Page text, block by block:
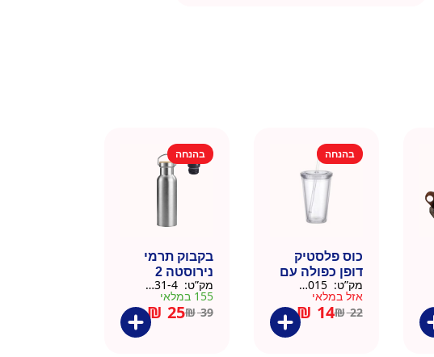
בהנחה
כוס פלסטיק
דופן כפולה עם
קשית
מק”ט: 9911015
אזל במלאי
₪22
₪ 14
בהנחה
בקבוק תרמי
נירוסטה 2
פקקים 500 מל
– כסוף קלאסי
מק”ט: 9901031-4
155 במלאי
₪39
₪ 25